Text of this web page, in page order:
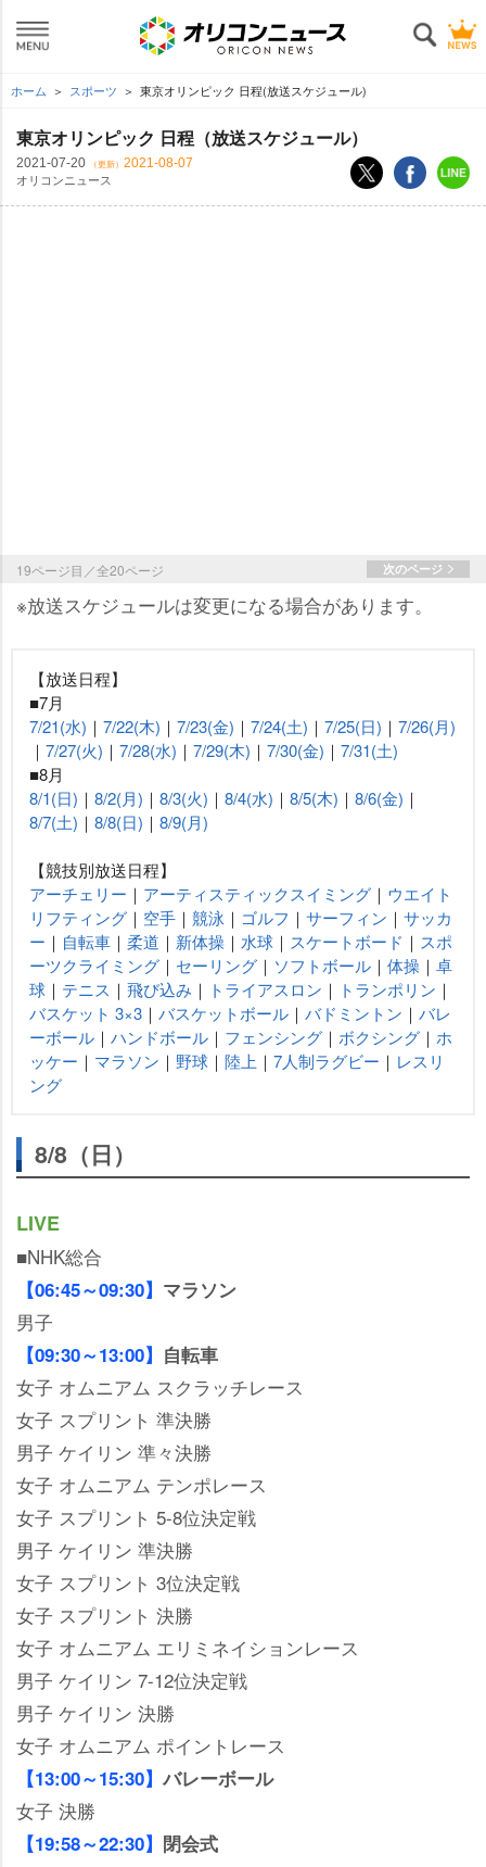
ホーム スポーツ 東京オリンピック 日程(放送スケジュール)
東京オリンピック 日程（放送スケジュール）
2021-07-20 （更新） 2021-08-07
オリコンニュース
19ページ目／全20ページ 次のページ
※放送スケジュールは変更になる場合があります。
【放送日程】
■7月
7/21(水) ｜ 7/22(木) ｜ 7/23(金) ｜ 7/24(土) ｜ 7/25(日) ｜ 7/26(月)
｜ 7/27(火) ｜ 7/28(水) ｜ 7/29(木) ｜ 7/30(金) ｜ 7/31(土)
■8月
8/1(日) ｜ 8/2(月) ｜ 8/3(火) ｜ 8/4(水) ｜ 8/5(木) ｜ 8/6(金) ｜
8/7(土) ｜ 8/8(日) ｜ 8/9(月)
【競技別放送日程】
アーチェリー ｜ アーティスティックスイミング ｜ ウエイト
リフティング ｜ 空手 ｜ 競泳 ｜ ゴルフ ｜ サーフィン ｜ サッカ
ー ｜ 自転車 ｜ 柔道 ｜ 新体操 ｜ 水球 ｜ スケートボード ｜ スポ
ーツクライミング ｜ セーリング ｜ ソフトボール ｜ 体操 ｜ 卓
球 ｜ テニス ｜ 飛び込み ｜ トライアスロン ｜ トランポリン ｜
バスケット 3×3 ｜ バスケットボール ｜ バドミントン ｜ バレ
ーボール ｜ ハンドボール ｜ フェンシング ｜ ボクシング ｜ ホ
ッケー ｜ マラソン ｜ 野球 ｜ 陸上 ｜ 7人制ラグビー ｜ レスリ
ング
8/8（日）
LIVE
■NHK総合
【06:45～09:30】 マラソン
男子
【09:30～13:00】 自転車
女子 オムニアム スクラッチレース
女子 スプリント 準決勝
男子 ケイリン 準々決勝
女子 オムニアム テンポレース
女子 スプリント 5-8位決定戦
男子 ケイリン 準決勝
女子 スプリント 3位決定戦
女子 スプリント 決勝
女子 オムニアム エリミネイションレース
男子 ケイリン 7-12位決定戦
男子 ケイリン 決勝
女子 オムニアム ポイントレース
【13:00～15:30】バレーボール
女子 決勝
【19:58～22:30】 閉会式